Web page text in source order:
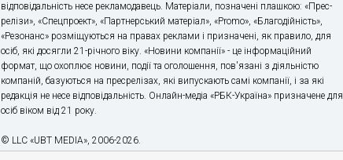
відповідальність несе рекламодавець. Матеріали, позначені плашкою: «Прес-
релізи», «Спецпроект», «Партнерський матеріал», «Promo», «Благодійність»,
«Резонанс» розміщуються на правах реклами і призначені, як правило, для
осіб, які досягли 21-річного віку. «Новини компанії» - це інформаційний
формат, що охоплює новини, події та оголошення, пов'язані з діяльністю
компаній, базуються на пресрелізах, які випускають самі компанії, і за які
редакція не несе відповідальність. Онлайн-медіа «РБК-Україна» призначене для
осіб віком від 21 року.
© LLC «UBT MEDIA», 2006-2026.